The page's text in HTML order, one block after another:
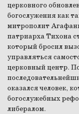
церковного
богослужения как
митрополит
патриарха Тихона
который бросил
управляться
церковный центр.
оказался человек,
богослужебных
либералом.